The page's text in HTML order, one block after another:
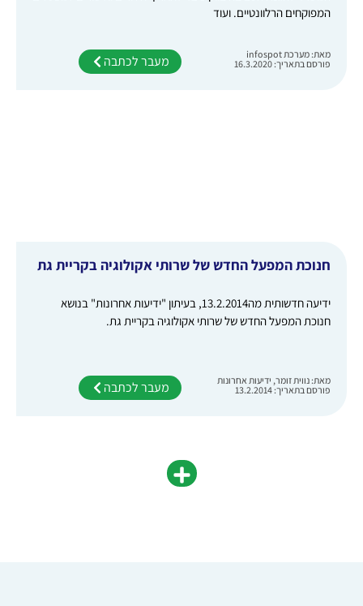
המפוקחים הרלוונטיים. ועוד
מאת: מערכת infospot
פורסם בתאריך: 16.3.2020
מעבר לכתבה
חנוכת המפעל החדש של שרותי אקולוגיה בקריית גת
ידיעה חדשותית מה13.2.2014, בעיתון "ידיעות אחרונות" בנושא
חנוכת המפעל החדש של שרותי אקולוגיה בקריית גת.
מאת: נווית זומר, ידיעות אחרונות
פורסם בתאריך: 13.2.2014
מעבר לכתבה